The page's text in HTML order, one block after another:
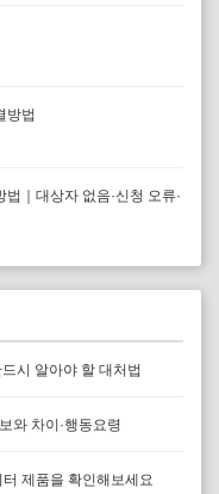
방법
｜대상자 없음·신청 오류·
시 알아야 할 대처법
와 차이·행동요령
제품을 확인해보세요